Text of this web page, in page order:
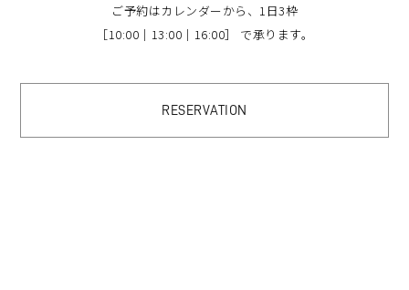
ご予約はカレンダーから、1日3枠
［10:00｜13:00｜16:00］ で承ります。
RESERVATION